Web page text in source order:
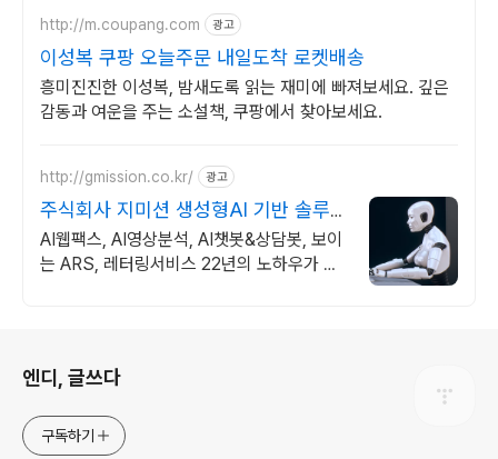
http://m.coupang.com 광고
이성복 쿠팡 오늘주문 내일도착 로켓배송
흥미진진한 이성복, 밤새도록 읽는 재미에 빠져보세요. 깊은
감동과 여운을 주는 소설책, 쿠팡에서 찾아보세요.
http://gmission.co.kr/ 광고
주식회사 지미션 생성형AI 기반 솔루
션 개발
AI웹팩스, AI영상분석, AI챗봇&상담봇, 보이
는 ARS, 레터링서비스 22년의 노하우가 담
엔디, 글쓰다
구독하기